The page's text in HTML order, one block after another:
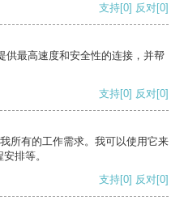
支持[0] 反对[0]
供最高速度和安全性的连接，并帮
支持[0] 反对[0]
所有的工作需求。我可以使用它来
排等。
支持[0] 反对[0]